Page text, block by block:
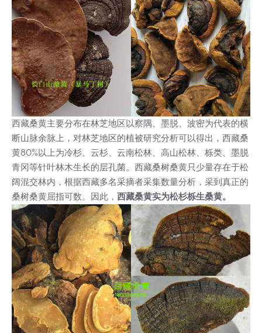
西藏桑黄主要分布在林芝地区以察隅、墨脱、波密为代表的横
断山脉余脉上，对林芝地区的植被研究分析可以得出，西藏桑
黄80%以上为冷杉、云杉、云南松林、高山松林、栎类、墨脱
青冈等针叶林木生长的层孔菌。西藏桑树桑黄只少量存在于松
阔混交林内，根据西藏多名采摘者采集数量分析，采到真正的
桑树桑黄屈指可数。因此， 西藏桑黄实为松杉栎生桑黄。